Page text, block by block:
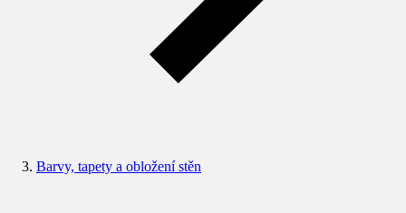
Barvy, tapety a obložení stěn